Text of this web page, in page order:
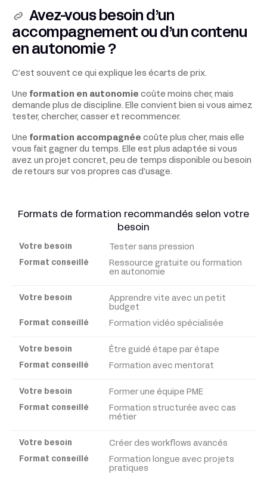
Avez-vous besoin d’un
accompagnement ou d’un contenu
en autonomie ?
C’est souvent ce qui explique les écarts de prix.
Une formation en autonomie coûte moins cher, mais
demande plus de discipline. Elle convient bien si vous aimez
tester, chercher, casser et recommencer.
Une formation accompagnée coûte plus cher, mais elle
vous fait gagner du temps. Elle est plus adaptée si vous
avez un projet concret, peu de temps disponible ou besoin
de retours sur vos propres cas d’usage.
Formats de formation recommandés selon votre
besoin
Votre
besoin
Format
Tester sans pression
Ressource gratuite ou formation
en autonomie
Apprendre vite avec un petit
budget
Formation vidéo spécialisée
Être guidé étape par étape
Formation avec mentorat
Former une équipe PME
Formation structurée avec cas
métier
Créer des workflows avancés
Formation longue avec projets
pratiques